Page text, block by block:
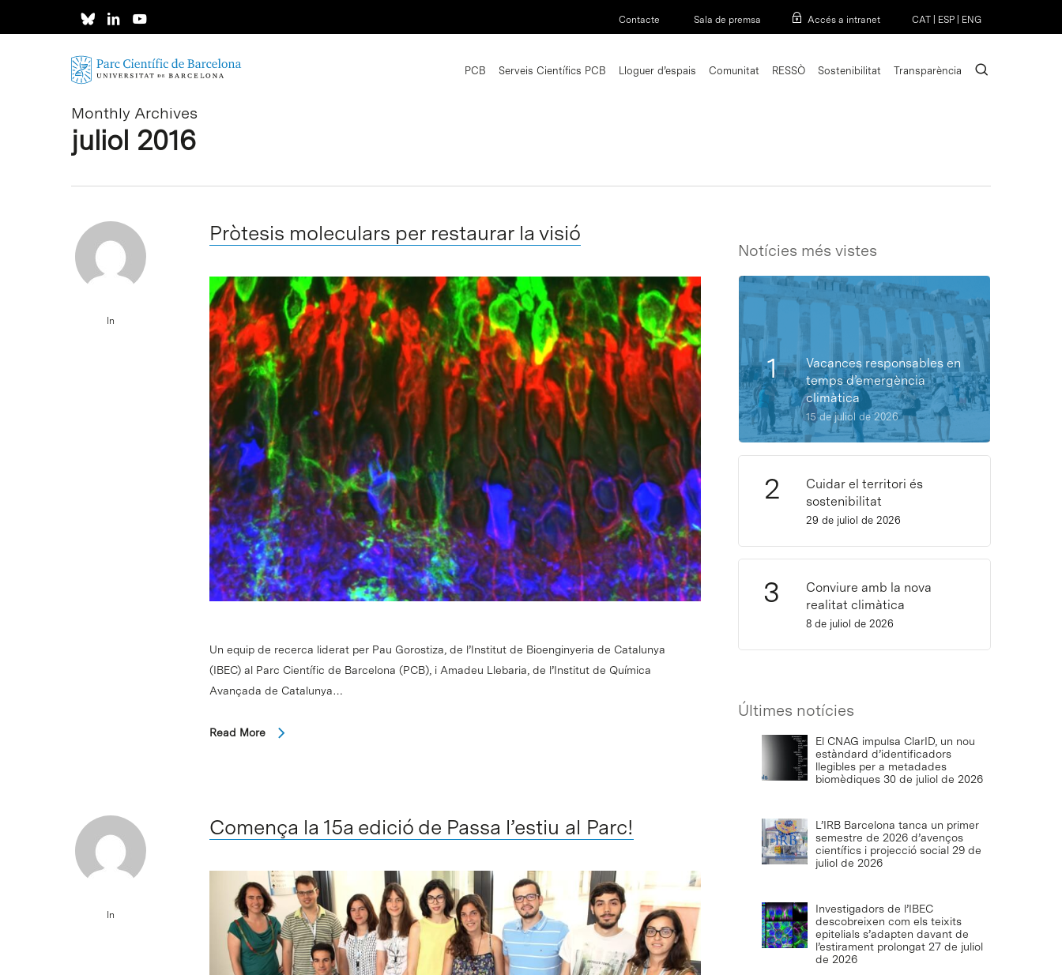
Contacte Sala de premsa Accés a intranet CAT ESP ENG
PCB Serveis Científics PCB Lloguer d’espais Comunitat RESSÒ Sostenibilitat Transparència search
Monthly Archives
juliol 2016
In
Pròtesis moleculars per restaurar la visió
Un equip de recerca liderat per Pau Gorostiza, de l’Institut de Bioenginyeria de Catalunya
(IBEC) al Parc Científic de Barcelona (PCB), i Amadeu Llebaria, de l’Institut de Química
Avançada de Catalunya…
Read More
In
Comença la 15a edició de Passa l’estiu al Parc!
Notícies més vistes
Vacances responsables en
temps d’emergència
climàtica
15 de juliol de 2026
Cuidar el territori és
sostenibilitat
29 de juliol de 2026
Conviure amb la nova
realitat climàtica
8 de juliol de 2026
Últimes notícies
El CNAG impulsa ClarID, un nou
estàndard d’identificadors
llegibles per a metadades
biomèdiques 30 de juliol de 2026
L’IRB Barcelona tanca un primer
semestre de 2026 d’avenços
científics i projecció social 29 de
juliol de 2026
Investigadors de l’IBEC
descobreixen com els teixits
epitelials s’adapten davant de
l’estirament prolongat 27 de juliol
de 2026